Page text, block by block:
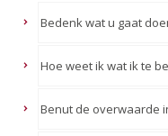
Bedenk wat u gaat
Hoe weet ik wat ik te
Benut de overwaarde